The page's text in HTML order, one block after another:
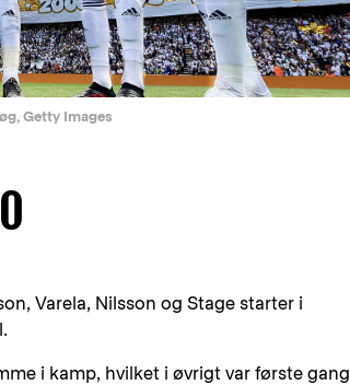
Getty Images
Varela, Nilsson og Stage starter i
i kamp, hvilket i øvrigt var første gang